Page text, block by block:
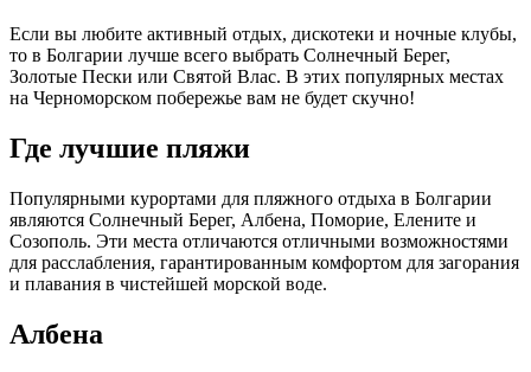
Если вы любите активный отдых, дискотеки и ночные клубы,
то в Болгарии лучше всего выбрать Солнечный Берег,
Золотые Пески или Святой Влас. В этих популярных местах
на Черноморском побережье вам не будет скучно!
Где лучшие пляжи
Популярными курортами для пляжного отдыха в Болгарии
являются Солнечный Берег, Албена, Поморие, Елените и
Созополь. Эти места отличаются отличными возможностями
для расслабления, гарантированным комфортом для загорания
и плавания в чистейшей морской воде.
Албена